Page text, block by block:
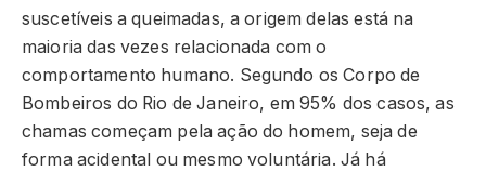
suscetíveis a queimadas, a origem delas está na
maioria das vezes relacionada com o
comportamento humano. Segundo os Corpo de
Bombeiros do Rio de Janeiro, em 95% dos casos, as
chamas começam pela ação do homem, seja de
forma acidental ou mesmo voluntária. Já há